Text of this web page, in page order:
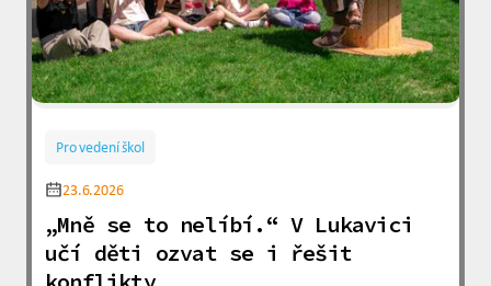
Pro vedení škol
23.6.2026
„Mně se to nelíbí.“ V Lukavici
učí děti ozvat se i řešit